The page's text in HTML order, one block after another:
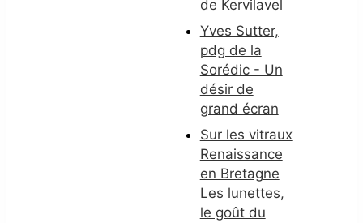
de Kervilavel
Yves Sutter,
pdg de la
Sorédic - Un
désir de
grand écran
Sur les vitraux
Renaissance
en Bretagne
Les lunettes,
le goût du